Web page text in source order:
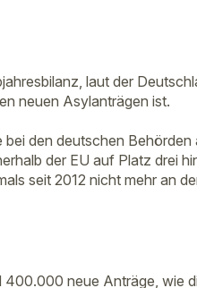
laut der
neuen Asylanträgen ist.
den deutschen Behörden
der EU auf Platz drei
seit 2012 nicht mehr an
neue Anträge, wie